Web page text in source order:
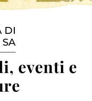
DI
SA
eventi e